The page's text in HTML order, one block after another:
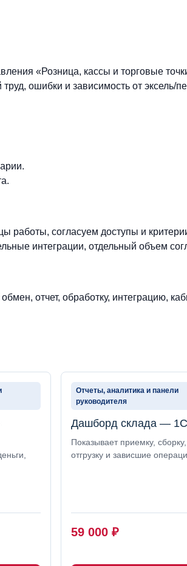
«Розница, кассы и торговые
ошибки и зависимость от эксель/
работы, согласуем доступы и
интеграции, отдельный объем
отчет, обработку, интеграцию,
Отчеты, аналитика и панели
руководителя
Дашборд склада — 1С
Показывает приемку, сборку,
отгрузку и зависшие
59 000 ₽